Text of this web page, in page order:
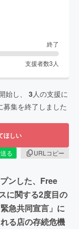
終了
支援者数3 人
始し、 3人の支援に
募集を終了しました
ほしい
る
URLコピー
ンした、Free
に関する2度目の
急共同宣言」に
る店の存続危機